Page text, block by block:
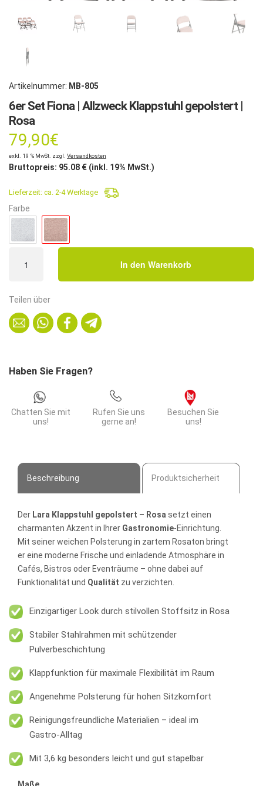
Artikelnummer: MB-805
6er Set Fiona | Allzweck Klappstuhl gepolstert |
Rosa
79,90€
exkl. 19 % MwSt. zzgl. Versandkosten
Bruttopreis: 95.08 € (inkl. 19% MwSt.)
Lieferzeit: ca. 2-4 Werktage
Farbe
|
Klappstuhl
gepolstert
Menge
In den Warenkorb
Teilen über
Haben Sie Fragen?
Chatten Sie mit
uns!
Rufen Sie uns
gerne an!
Besuchen Sie
uns!
Beschreibung Produktsicherheit
Der Lara Klappstuhl gepolstert – Rosasetzt einen
charmanten Akzent in Ihrer Gastronomie-Einrichtung.
Mit seiner weichen Polsterung in zartem Rosaton bringt
er eine moderne Frische und einladende Atmosphäre in
Cafés, Bistros oder Eventräume – ohne dabei auf
Funktionalität und Qualität zu verzichten.
Einzigartiger Look durch stilvollen Stoffsitz in Rosa
Stabiler Stahlrahmen mit schützender
Pulverbeschichtung
Klappfunktion für maximale Flexibilität im Raum
Angenehme Polsterung für hohen Sitzkomfort
Reinigungsfreundliche Materialien – ideal im
Gastro-Alltag
Mit 3,6 kg besonders leicht und gut stapelbar